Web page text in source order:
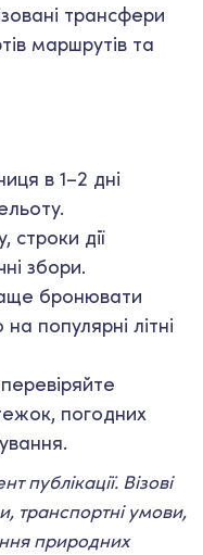
трансфери
маршрутів та
в 1–2 дні
строки дії
збори.
бронювати
популярні літні
погодних
публікації. Візові
транспортні умови,
природних